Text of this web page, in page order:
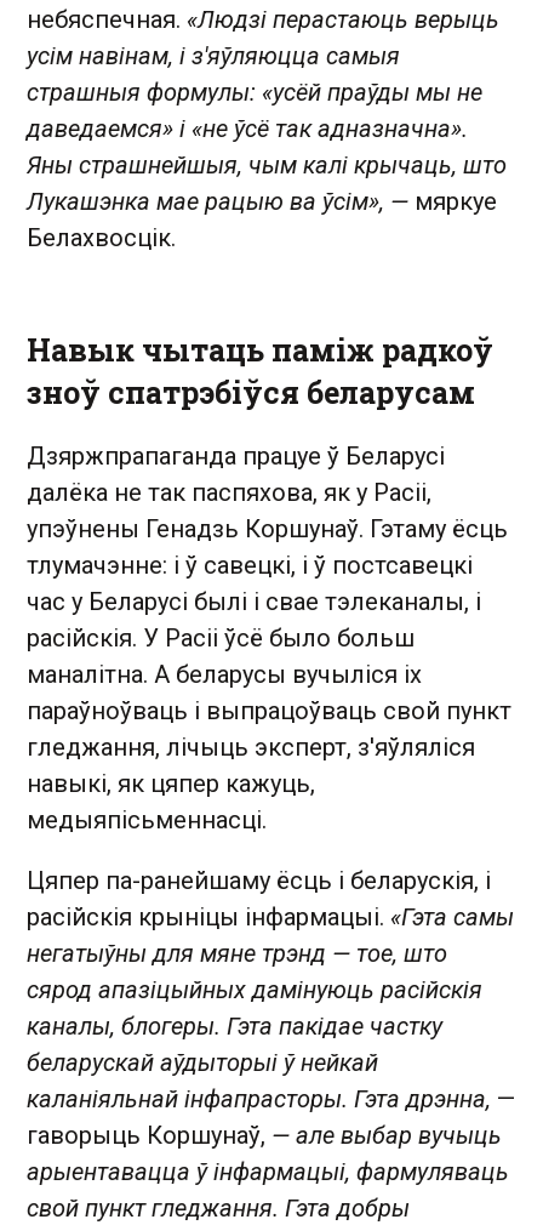
небяспечная. «Людзі перастаюць верыць
усім навінам, і з'яўляюцца самыя
страшныя формулы: «усёй праўды мы не
даведаемся» і «не ўсё так адназначна».
Яны страшнейшыя, чым калі крычаць, што
Лукашэнка мае рацыю ва ўсім», — мяркуе
Белахвосцік.
Навык чытаць паміж радкоў
зноў спатрэбіўся беларусам
Дзяржпрапаганда працуе ў Беларусі
далёка не так паспяхова, як у Расіі,
упэўнены Генадзь Коршунаў. Гэтаму ёсць
тлумачэнне: і ў савецкі, і ў постсавецкі
час у Беларусі былі і свае тэлеканалы, і
расійскія. У Расіі ўсё было больш
маналітна. А беларусы вучыліся іх
параўноўваць і выпрацоўваць свой пункт
гледжання, лічыць эксперт, з'яўляліся
навыкі, як цяпер кажуць,
медыяпісьменнасці.
Цяпер па-ранейшаму ёсць і беларускія, і
расійскія крыніцы інфармацыі. «Гэта самы
негатыўны для мяне трэнд — тое, што
сярод апазіцыйных дамінуюць расійскія
каналы, блогеры. Гэта пакідае частку
беларускай аўдыторыі ў нейкай
каланіяльнай інфапрасторы. Гэта дрэнна, —
гаворыць Коршунаў, — але выбар вучыць
арыентавацца ў інфармацыі, фармуляваць
свой пункт гледжання. Гэта добры